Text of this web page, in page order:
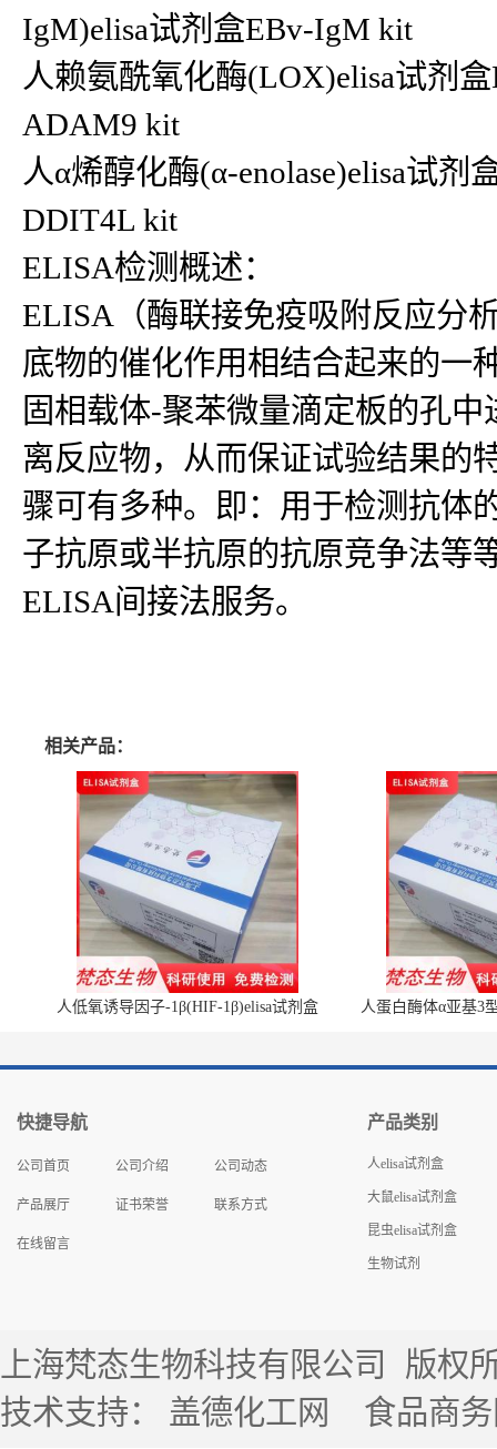
IgM)elisa试剂盒EBv-IgM kit
人赖氨酰氧化酶(LOX)elisa试剂
ADAM9 kit
人α烯醇化酶(α-enolase)elisa试
DDIT4L kit
ELISA检测概述：
ELISA（酶联接免疫吸附反应分
底物的催化作用相结合起来的一
固相载体-聚苯微量滴定板的孔
离反应物，从而保证试验结果的
骤可有多种。即：用于检测抗体
子抗原或半抗原的抗原竞争法等
ELISA间接法服务。
相关产品：
人低氧诱导因子-1β(HIF-1β)elisa试剂盒 人蛋白酶体α亚基3
快捷导航
公司首页 公司介绍 公司动态
产品展厅 证书荣誉 联系方式
在线留言
产品类别
人elisa试剂盒
大鼠elisa试剂盒
昆虫elisa试剂盒
生物试剂
上海梵态生物科技有限公司
版权
技术支持： 盖德化工网 食品商